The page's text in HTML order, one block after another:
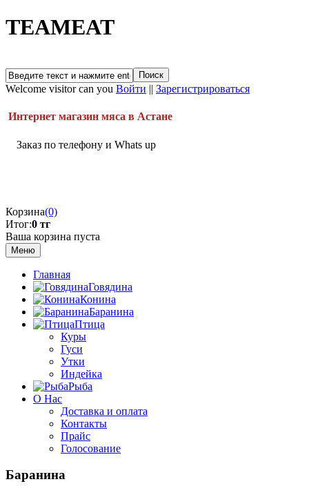
TEAMEAT
Welcome visitor can you Войти || Зарегистрироваться
Интернет магазин мяса в Астане
Заказ по телефону и Whats up
Корзина(0)
Итог:0 тг
Ваша корзина пуста
Меню
Главная
Говядина
Конина
Баранина
Птица
Куры
Гуси
Утки
Индейка
Рыба
О Нас
Доставка и оплата
Контакты
Прайс
Голосование
Баранина